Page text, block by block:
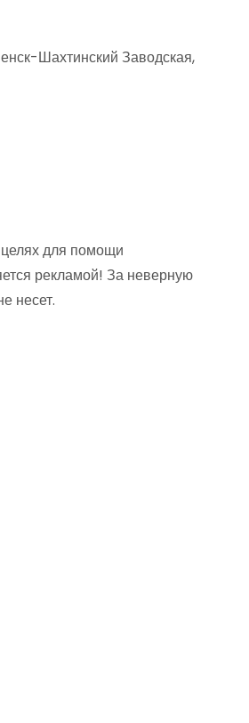
Шахтинский Заводская,
для помощи
рекламой! За неверную
несет.